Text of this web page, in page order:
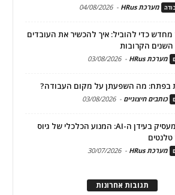
מערכת HRus -
04/08/2026
מחדש כדי להוביל: איך להכשיר את העובדים
הקרובות
מערכת HRus -
03/08/2026
בפתח: מה השפעתן על מקום העבודה?
כותבים חיצוניים -
03/08/2026
מיתוג מעסיק בעידן ה-AI: המנוע הכלכלי של גיוס
טלנטים
מערכת HRus -
30/07/2026
תגובות אחרונות